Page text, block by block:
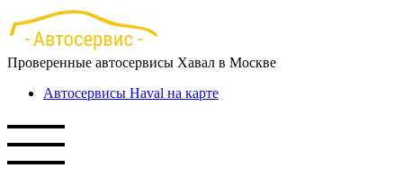
Перейти
к
основному
содержанию
Проверенные автосервисы Хавал в Москве
Автосервисы Haval на карте